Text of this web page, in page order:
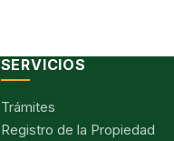
SERVICIOS
Trámites
Registro de la Propiedad